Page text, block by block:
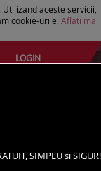
aceste servicii,
cookie-urile. Aflati mai
LOGIN
SIMPLU si SIGUR!